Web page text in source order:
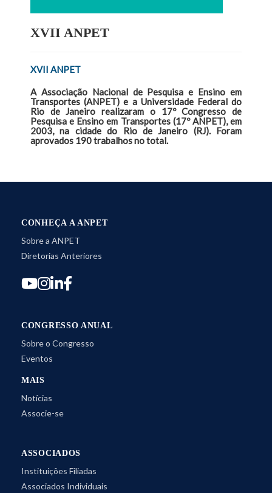
XVII ANPET
XVII ANPET
A Associação Nacional de Pesquisa e Ensino em
Transportes (ANPET) e a Universidade Federal do
Rio de Janeiro realizaram o 17º Congresso de
Pesquisa e Ensino em Transportes (17º ANPET), em
2003, na cidade do Rio de Janeiro (RJ). Foram
aprovados 190 trabalhos no total.
CONHEÇA A ANPET
Sobre a ANPET
Diretorias Anteriores
CONGRESSO ANUAL
Sobre o Congresso
Eventos
MAIS
Notícias
Associe-se
ASSOCIADOS
Instituições Filiadas
Associados Individuais